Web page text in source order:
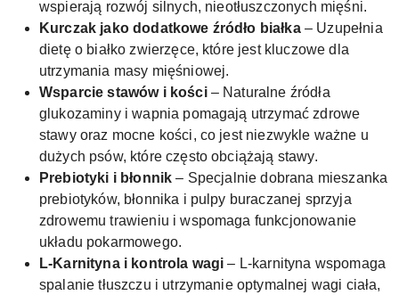
wspierają rozwój silnych, nieotłuszczonych mięśni.
Kurczak jako dodatkowe źródło białka– Uzupełnia
dietę o białko zwierzęce, które jest kluczowe dla
utrzymania masy mięśniowej.
Wsparcie stawów i kości– Naturalne źródła
glukozaminy i wapnia pomagają utrzymać zdrowe
stawy oraz mocne kości, co jest niezwykle ważne u
dużych psów, które często obciążają stawy.
Prebiotyki i błonnik – Specjalnie dobrana mieszanka
prebiotyków, błonnika i pulpy buraczanej sprzyja
zdrowemu trawieniu i wspomaga funkcjonowanie
układu pokarmowego.
L-Karnityna i kontrola wagi – L-karnityna wspomaga
spalanie tłuszczu i utrzymanie optymalnej wagi ciała,